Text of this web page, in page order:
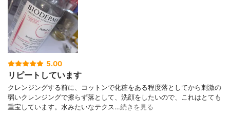
5.00
リピートしています
クレンジングする前に、コットンで化粧をある程度落としてから刺激の
弱いクレンジングで擦らず落として、洗顔をしたいので、これはとても
重宝しています。水みたいなテクス…続きを見る